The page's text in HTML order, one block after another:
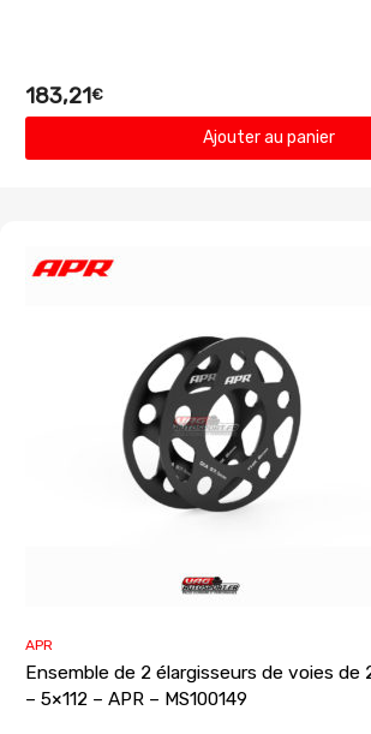
183,21€
Ajouter au panier
APR
Ensemble de 2 élargisseurs de voies de
– 5×112 – APR – MS100149